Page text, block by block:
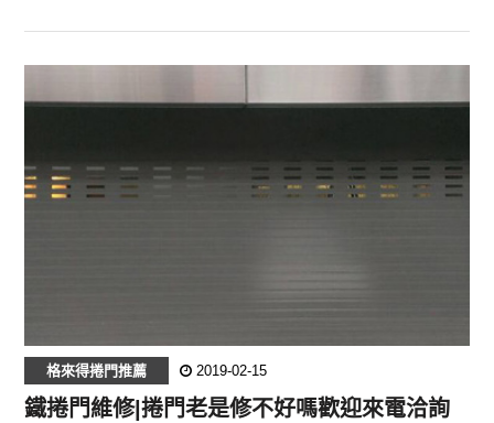
格來得捲門推薦 2019-02-15
鐵捲門維修|捲門老是修不好嗎歡迎來電洽詢‎